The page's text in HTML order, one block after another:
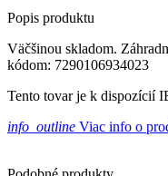
Popis produktu
Väčšinou skladom.
kódom: 7290106934023
Tento tovar je k dispozícií
info_outline Viac info o